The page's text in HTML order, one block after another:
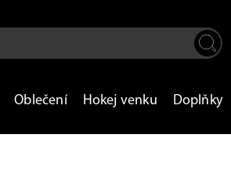
Oblečení Hokej venku Doplňky